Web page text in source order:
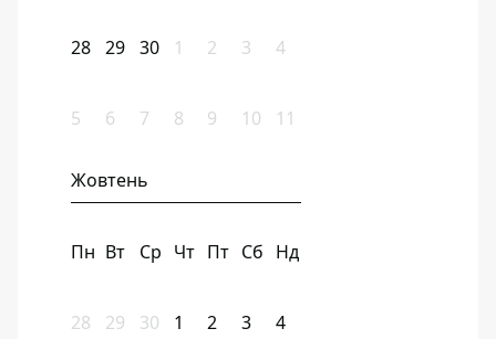
28 29 30 1 2 3 4
5 6 7 8 9 10 11
Жовтень
Пн Вт Ср Чт Пт Сб Нд
28 29 30 1 2 3 4